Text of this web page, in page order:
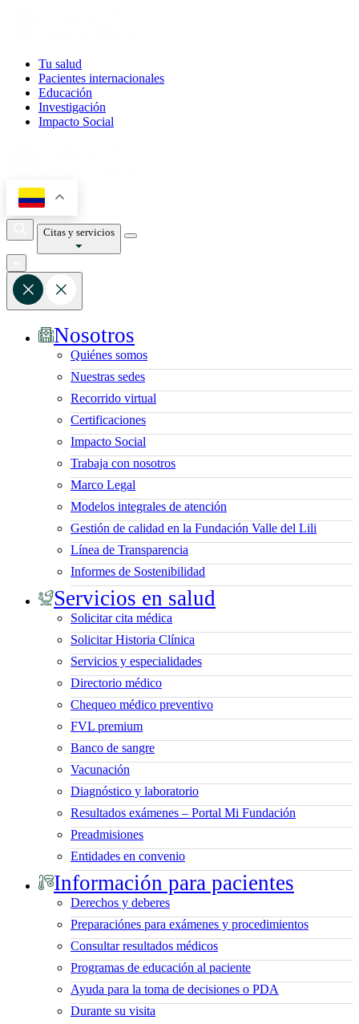
Tu salud
Pacientes internacionales
Educación
Investigación
Impacto Social
Citas y servicios
Nosotros
Quiénes somos
Nuestras sedes
Recorrido virtual
Certificaciones
Impacto Social
Trabaja con nosotros
Marco Legal
Modelos integrales de atención
Gestión de calidad en la Fundación Valle del Lili
Línea de Transparencia
Informes de Sostenibilidad
Servicios en salud
Solicitar cita médica
Solicitar Historia Clínica
Servicios y especialidades
Directorio médico
Chequeo médico preventivo
FVL premium
Banco de sangre
Vacunación
Diagnóstico y laboratorio
Resultados exámenes – Portal Mi Fundación
Preadmisiones
Entidades en convenio
Información para pacientes
Derechos y deberes
Preparaciónes para exámenes y procedimientos
Consultar resultados médicos
Programas de educación al paciente
Ayuda para la toma de decisiones o PDA
Durante su visita